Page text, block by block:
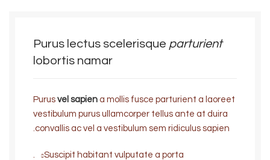
Purus lectus scelerisque parturient
lobortis namar
Purus vel sapien a mollis fusce parturient a laoreet
vestibulum purus ullamcorper tellus ante at duira
convallis ac vel a vestibulum sem ridiculus sapien.
Suscipit habitant vulputate a porta.